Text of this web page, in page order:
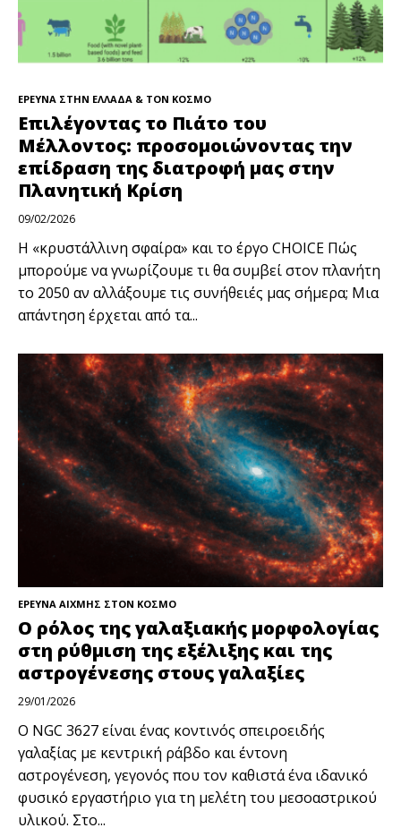
ΕΡΕΥΝΑ ΣΤΗΝ ΕΛΛΑΔΑ & ΤΟΝ ΚΟΣΜΟ
Επιλέγοντας το Πιάτο του
Μέλλοντος: προσομοιώνοντας την
επίδραση της διατροφή μας στην
Πλανητική Κρίση
09/02/2026
Η «κρυστάλλινη σφαίρα» και το έργο CHOICE Πώς
μπορούμε να γνωρίζουμε τι θα συμβεί στον πλανήτη
το 2050 αν αλλάξουμε τις συνήθειές μας σήμερα; Μια
απάντηση έρχεται από τα...
ΕΡΕΥΝΑ ΑΙΧΜΗΣ ΣΤΟΝ ΚΟΣΜΟ
Ο ρόλος της γαλαξιακής μορφολογίας
στη ρύθμιση της εξέλιξης και της
αστρογένεσης στους γαλαξίες
29/01/2026
Ο NGC 3627 είναι ένας κοντινός σπειροειδής
γαλαξίας με κεντρική ράβδο και έντονη
αστρογένεση, γεγονός που τον καθιστά ένα ιδανικό
φυσικό εργαστήριο για τη μελέτη του μεσοαστρικού
υλικού. Στο...